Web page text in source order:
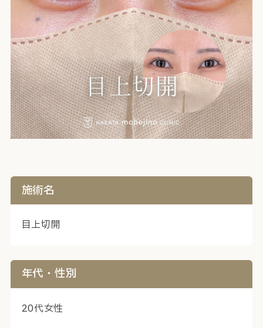
施術名
目上切開
年代・性別
20代女性